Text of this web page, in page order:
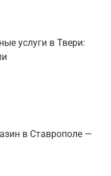
услуги в Твери:
в Ставрополе —